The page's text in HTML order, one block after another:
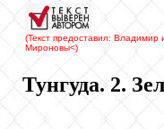
(Текст предоставил: Владимир
Мироновы<)
Тунгуда. 2.